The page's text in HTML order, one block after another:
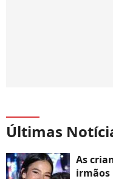
Últimas
As
irmãos